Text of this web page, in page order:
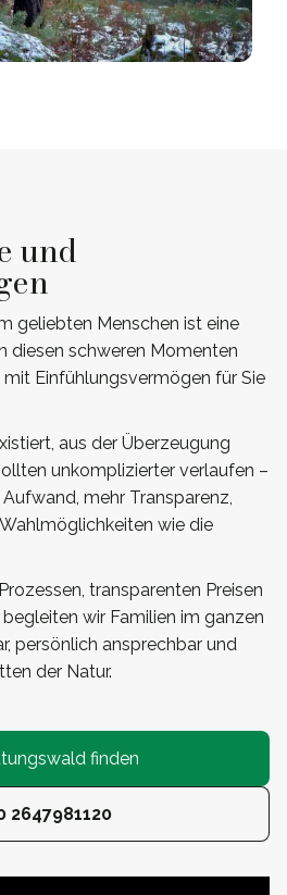
und
geliebten Menschen ist eine
diesen schweren Momenten
Einfühlungsvermögen für Sie
aus der Überzeugung
unkomplizierter verlaufen –
mehr Transparenz,
wie die
transparenten Preisen
wir Familien im ganzen
persönlich ansprechbar und
der Natur.
finden
2647981120